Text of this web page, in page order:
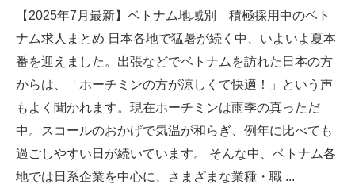
【2025年7月最新】ベトナム地域別 積極採用中のベト
ナム求人まとめ 日本各地で猛暑が続く中、いよいよ夏本
番を迎えました。出張などでベトナムを訪れた日本の方
からは、「ホーチミンの方が涼しくて快適！」という声
もよく聞かれます。現在ホーチミンは雨季の真っただ
中。スコールのおかげで気温が和らぎ、例年に比べても
過ごしやすい日が続いています。 そんな中、ベトナム各
地では日系企業を中心に、さまざまな業種・職 ...